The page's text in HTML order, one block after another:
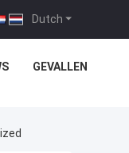
Dutch
GEVALLEN